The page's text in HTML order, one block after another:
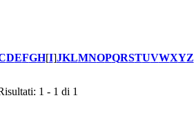
DEFGH[I]JKLMNOPQRSTUVWXYZ
1 - 1 di 1